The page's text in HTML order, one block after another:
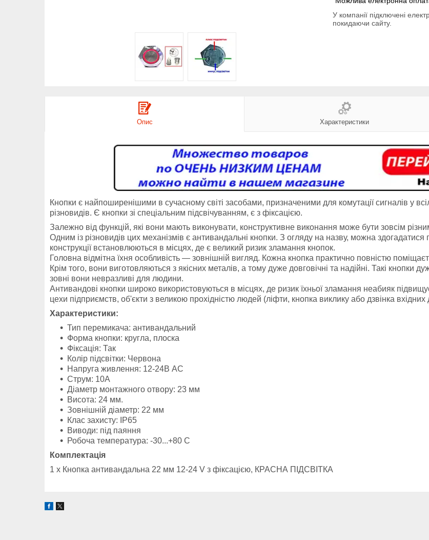
У компанії підключені
покидаючи сайту.
Опис Характеристики
Кнопки є найпоширенішими в сучасному світі засобами, призначеними для комутації сигналів у
різновидів. Є кнопки зі спеціальним підсвічуванням, є з фіксацією.
Залежно від функцій, які вони мають виконувати, конструктивне виконання може бути зовсім
Одним із різновидів цих механізмів є антивандальні кнопки. З огляду на назву, можна здогадатися
конструкції встановлюються в місцях, де є великий ризик зламання кнопок.
Головна відмітна їхня особливість — зовнішній вигляд. Кожна кнопка практично повністю
Крім того, вони виготовляються з якісних металів, а тому дуже довговічні та надійні. Такі
зовні вони невразливі для людини.
Антивандові кнопки широко використовуються в місцях, де ризик їхньої зламання неабияк
цехи підприємств, об'єкти з великою прохідністю людей (ліфти, кнопка виклику або дзвінка вхідних
Характеристики:
Тип перемикача: антивандальний
Форма кнопки: кругла, плоска
Фіксація: Так
Колір підсвітки: Червона
Напруга живлення: 12-24В AC
Струм: 10А
Діаметр монтажного отвору: 23 мм
Висота: 24 мм.
Зовнішній діаметр: 22 мм
Клас захисту: IP65
Виводи: під паяння
Робоча температура: -30...+80 С
Комплектація
1 x Кнопка антивандальна 22 мм 12-24 V з фіксацією, КРАСНА ПІДСВІТКА